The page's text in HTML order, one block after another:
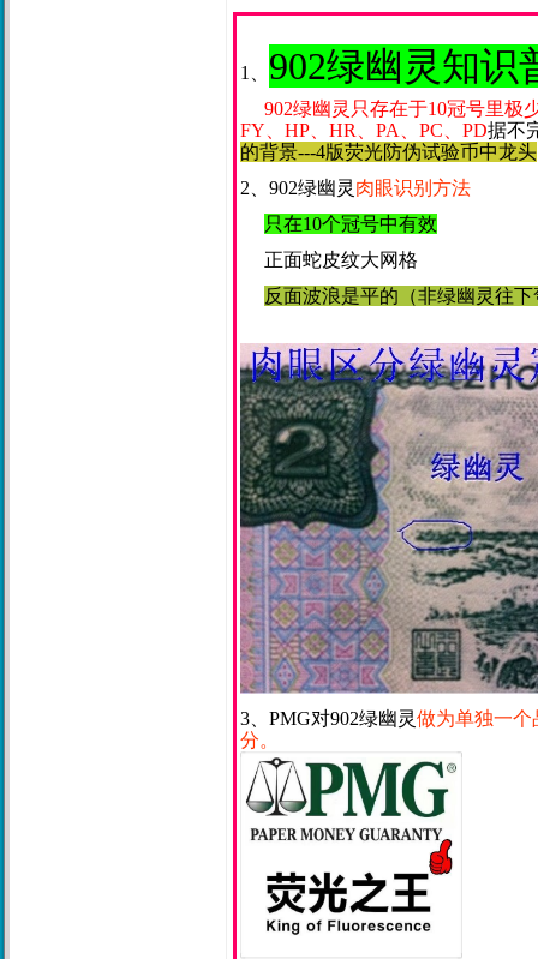
1、 902绿幽灵知识
902绿幽灵只存在于10冠号里极
FY、HP、HR、PA、PC、PD据不
的背景---4版荧光防伪试验币中龙头
2、902绿幽灵 肉眼识别方法
只在10个冠号中有效
正面蛇皮纹大网格
反面波浪是平的（非绿幽灵往下
3、PMG对902绿幽灵做为单独一个
分。